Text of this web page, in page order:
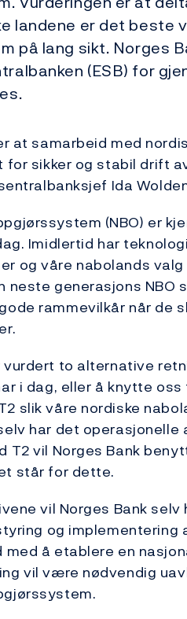
landene er det
på lang sikt. Norges
(ESB) for
at samarbeid med
sikker og stabil drift
Ida
(NBO) er
Imidlertid har
og våre nabolands
neste generasjons
rammevilkår når de
vurdert to alternative
i dag, eller å knytte
slik våre nordiske
har det
T2 vil Norges Bank
står for dette.
vil Norges Bank
og implementering
å etablere en
vil være nødvendig